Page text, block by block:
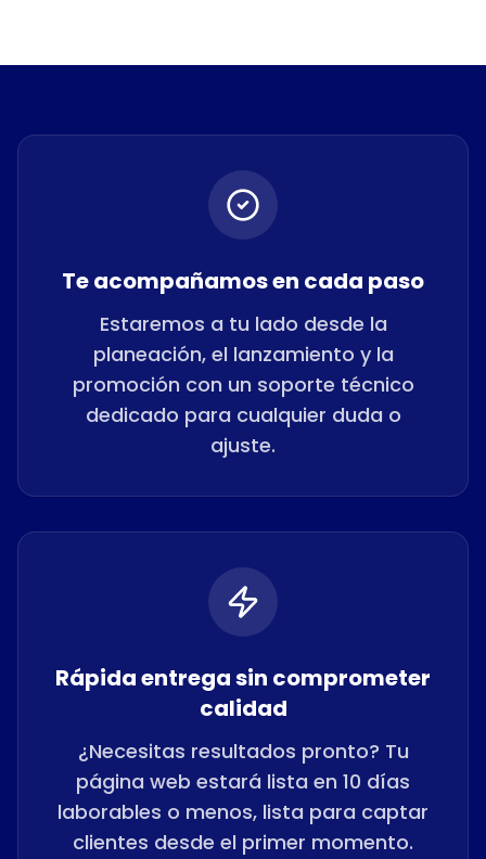
Te acompañamos en cada paso
Estaremos a tu lado desde la
planeación, el lanzamiento y la
promoción con un soporte técnico
dedicado para cualquier duda o
ajuste.
Rápida entrega sin comprometer
calidad
¿Necesitas resultados pronto? Tu
página web estará lista en 10 días
laborables o menos, lista para captar
clientes desde el primer momento.